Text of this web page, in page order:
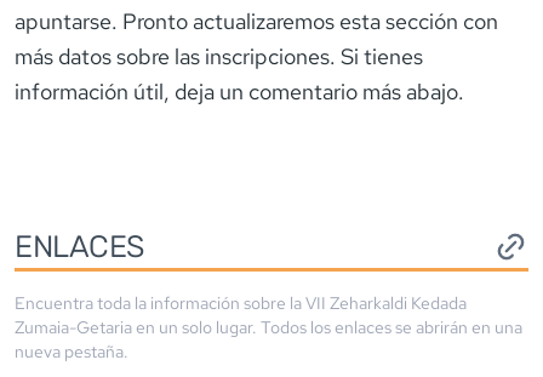
apuntarse. Pronto actualizaremos esta sección con
más datos sobre las inscripciones. Si tienes
información útil, deja un comentario más abajo.
ENLACES
Encuentra toda la información sobre laVII Zeharkaldi Kedada
Zumaia-Getaria en un solo lugar. Todos los enlaces se abrirán en una
nueva pestaña.